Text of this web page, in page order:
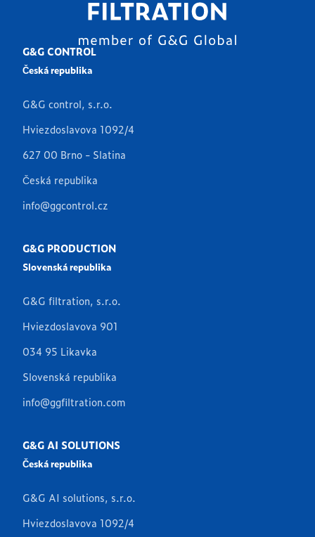
G&G CONTROL
Česká republika
G&G control, s.r.o.
Hviezdoslavova 1092/4
627 00 Brno - Slatina
Česká republika
info@ggcontrol.cz
G&G PRODUCTION
Slovenská republika
G&G filtration, s.r.o.
Hviezdoslavova 901
034 95 Likavka
Slovenská republika
info@ggfiltration.com
G&G AI SOLUTIONS
Česká republika
G&G AI solutions, s.r.o.
Hviezdoslavova 1092/4